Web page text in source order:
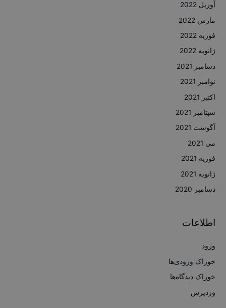
آوریل 2022
مارس 2022
فوریه 2022
ژانویه 2022
دسامبر 2021
نوامبر 2021
اکتبر 2021
سپتامبر 2021
آگوست 2021
می 2021
فوریه 2021
ژانویه 2021
دسامبر 2020
اطلاعات
ورود
خوراک ورودی‌ها
خوراک دیدگاه‌ها
وردپرس